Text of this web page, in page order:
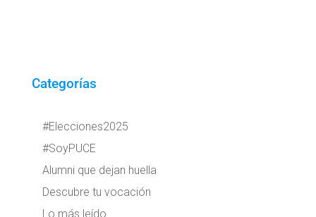
Categorías
#Elecciones2025
#SoyPUCE
Alumni que dejan huella
Descubre tu vocación
Lo más leído